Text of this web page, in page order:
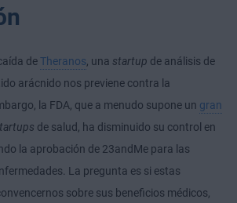
deTheranos, una startup de análisis de
arácnido nos previene contra la
la FDA, que a menudo supone un gran
de salud, ha disminuido su control en
la aprobación de 23andMe para las
La pregunta es si estas
sobre sus beneficios médicos,